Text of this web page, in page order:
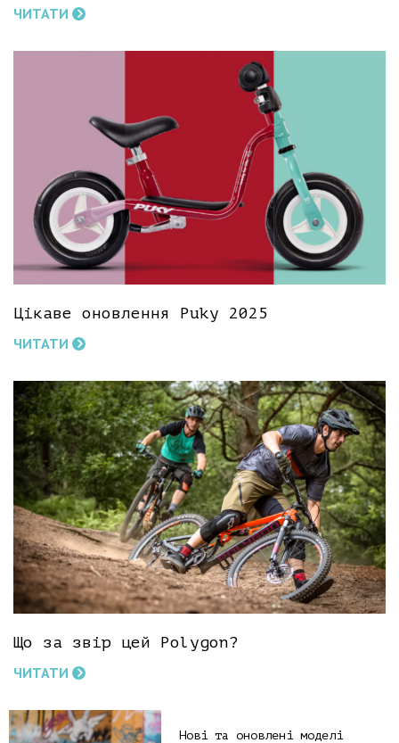
ЧИТАТИ
Цікаве оновлення Puky 2025
ЧИТАТИ
Що за звір цей Polygon?
ЧИТАТИ
Нові та оновлені моделі